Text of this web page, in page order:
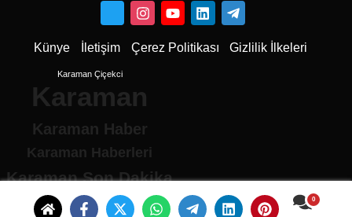
Künye İletişim Çerez Politikası Gizlilik İlkeleri
Karaman Çiçekci
Karaman
Karaman Haber
Karaman Haberleri
Karaman Son Dakika
Karaman son dakika Haberleri